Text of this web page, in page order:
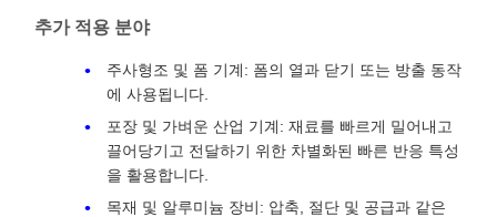
추가 적용 분야
주사형조 및 폼 기계: 폼의 열과 닫기 또는 방출 동작
에 사용됩니다.
포장 및 가벼운 산업 기계: 재료를 빠르게 밀어내고
끌어당기고 전달하기 위한 차별화된 빠른 반응 특성
을 활용합니다.
목재 및 알루미늄 장비: 압축, 절단 및 공급과 같은